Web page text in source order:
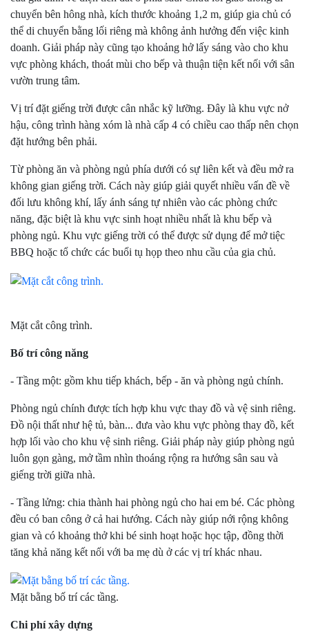
chuyển bên hông nhà, kích thước khoảng 1,2 m, giúp gia chủ có
thể di chuyển bằng lối riêng mà không ảnh hưởng đến việc kinh
doanh. Giải pháp này cũng tạo khoảng hở lấy sáng vào cho khu
vực phòng khách, thoát mùi cho bếp và thuận tiện kết nối với sân
vườn trung tâm.
Vị trí đặt giếng trời được cân nhắc kỹ lưỡng. Đây là khu vực nở
hậu, công trình hàng xóm là nhà cấp 4 có chiều cao thấp nên chọn
đặt hướng bên phải.
Từ phòng ăn và phòng ngủ phía dưới có sự liên kết và đều mở ra
không gian giếng trời. Cách này giúp giải quyết nhiều vấn đề về
đối lưu không khí, lấy ánh sáng tự nhiên vào các phòng chức
năng, đặc biệt là khu vực sinh hoạt nhiều nhất là khu bếp và
phòng ngủ. Khu vực giếng trời có thể được sử dụng để mở tiệc
BBQ hoặc tổ chức các buổi tụ họp theo nhu cầu của gia chủ.
Mặt cắt công trình.
Bố trí công năng
- Tầng một: gồm khu tiếp khách, bếp - ăn và phòng ngủ chính.
Phòng ngủ chính được tích hợp khu vực thay đồ và vệ sinh riêng.
Đồ nội thất như hệ tủ, bàn... đưa vào khu vực phòng thay đồ, kết
hợp lối vào cho khu vệ sinh riêng. Giải pháp này giúp phòng ngủ
luôn gọn gàng, mở tầm nhìn thoáng rộng ra hướng sân sau và
giếng trời giữa nhà.
- Tầng lửng: chia thành hai phòng ngủ cho hai em bé. Các phòng
đều có ban công ở cả hai hướng. Cách này giúp nới rộng không
gian và có khoảng thở khi bé sinh hoạt hoặc học tập, đồng thời
tăng khả năng kết nối với ba mẹ dù ở các vị trí khác nhau.
Mặt bằng bố trí các tầng.
Chi phí xây dựng